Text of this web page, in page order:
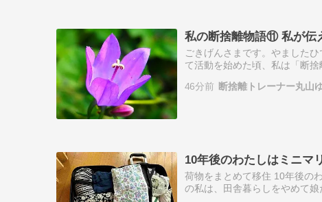
私の断捨離物語⑪ 私が伝
ごきげんさまです。やました
て活動を始めた頃、私は「断
と思っていた方…
46分前 断捨離トレーナー丸山
10年後のわたしはミニマ
荷物をまとめて移住 10年後の
の私は、田舎暮らしをやめて